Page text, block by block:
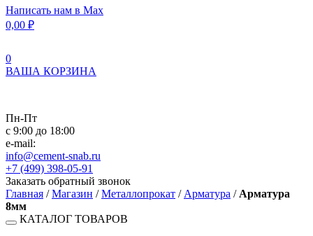
Написать нам в Max
0,00 ₽
0
ВАША КОРЗИНА
Пн-Пт
с 9:00 до 18:00
e-mail:
info@cement-snab.ru
+7 (499) 398-05-91
Заказать обратный звонок
Главная /Магазин /Металлопрокат / Арматура / Арматура
8мм
КАТАЛОГ ТОВАРОВ